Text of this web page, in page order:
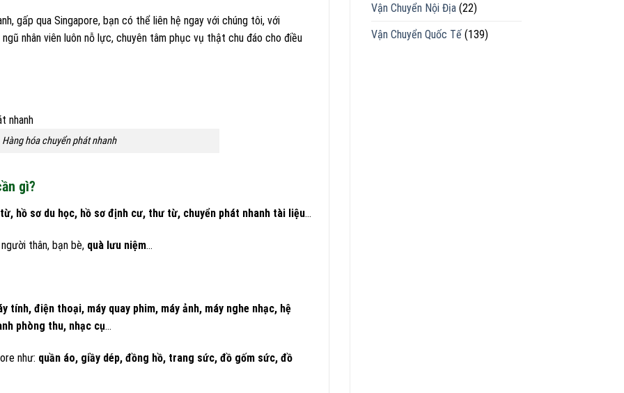
gấp qua Singapore, bạn có thể liên hệ ngay với chúng tôi, với
nhân viên luôn nỗ lực, chuyên tâm phục vụ thật chu đáo cho điều
Hàng hóa chuyển phát nhanh
gì?
hồ sơ du học, hồ sơ định cư, thư từ, chuyển phát nhanh tài liệu…
thân, bạn bè, quà lưu niệm…
tính, điện thoại, máy quay phim, máy ảnh, máy nghe nhạc, hệ
phòng thu, nhạc cụ…
như: quần áo, giầy dép, đồng hồ, trang sức, đồ gốm sức, đồ
Vận Chuyển Nội Địa(22)
Vận Chuyển Quốc Tế(139)